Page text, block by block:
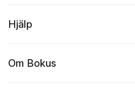
Hjälp
Om Bokus